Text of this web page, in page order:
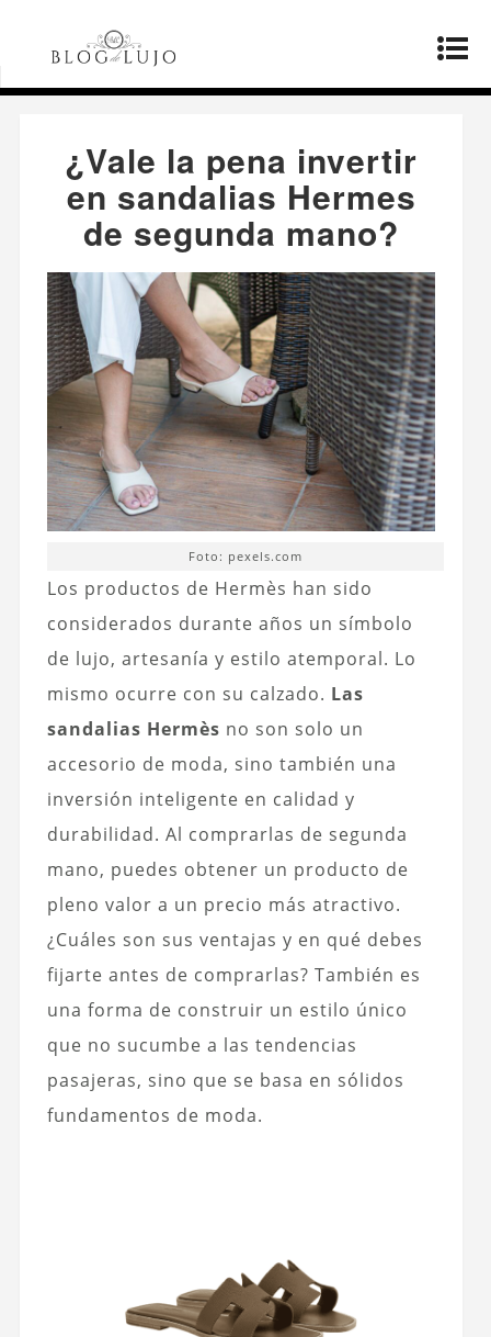
Página principal
invertir en sandalias Hermes de segunda mano?
¿Vale la pena invertir
en sandalias Hermes
de segunda mano?
Foto: pexels.com
Los productos de Hermès han sido
considerados durante años un símbolo
de lujo, artesanía y estilo atemporal. Lo
mismo ocurre con su calzado. Las
sandalias Hermès no son solo un
accesorio de moda, sino también una
inversión inteligente en calidad y
durabilidad. Al comprarlas de segunda
mano, puedes obtener un producto de
pleno valor a un precio más atractivo.
¿Cuáles son sus ventajas y en qué debes
fijarte antes de comprarlas? También es
una forma de construir un estilo único
que no sucumbe a las tendencias
pasajeras, sino que se basa en sólidos
fundamentos de moda.